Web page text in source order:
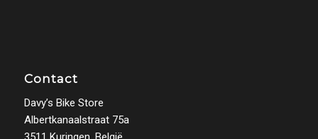
Contact
Davy’s Bike Store
Albertkanaalstraat 75a